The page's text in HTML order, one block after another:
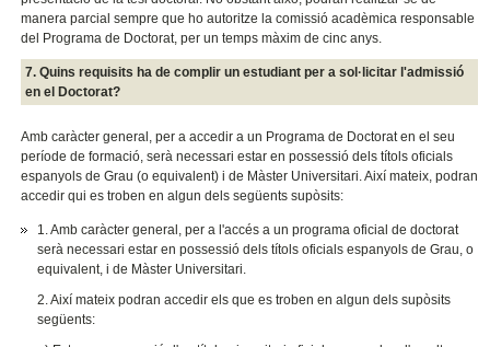
manera parcial sempre que ho autoritze la comissió acadèmica responsable
del Programa de Doctorat, per un temps màxim de cinc anys.
7. Quins requisits ha de complir un estudiant per a sol·licitar l'admissió
en el Doctorat?
Amb caràcter general, per a accedir a un Programa de Doctorat en el seu
període de formació, serà necessari estar en possessió dels títols oficials
espanyols de Grau (o equivalent) i de Màster Universitari. Així mateix, podran
accedir qui es troben en algun dels següents supòsits:
1. Amb caràcter general, per a l'accés a un programa oficial de doctorat
serà necessari estar en possessió dels títols oficials espanyols de Grau, o
equivalent, i de Màster Universitari.
2. Així mateix podran accedir els que es troben en algun dels supòsits
següents: